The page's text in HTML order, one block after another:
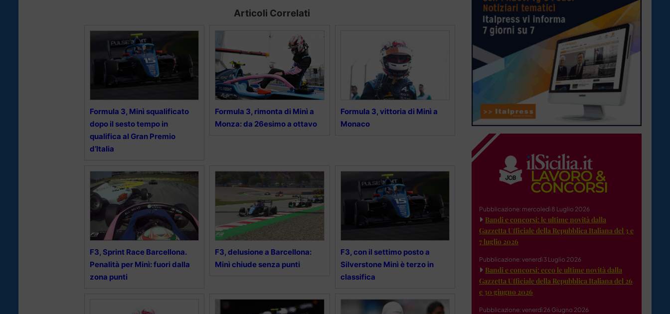
Articoli Correlati
Formula 3, Minì squalificato
dopo il sesto tempo in
qualifica al Gran Premio
d’Italia
Formula 3, rimonta di Minì a
Monza: da 26esimo a ottavo
Formula 3, vittoria di Minì a
Monaco
F3, Sprint Race Barcellona.
Penalità per Minì: fuori dalla
zona punti
F3, delusione a Barcellona:
Minì chiude senza punti
F3, con il settimo posto a
Silverstone Minì è terzo in
classifica
Pubblicazione: mercoledì 8 Luglio 2026
Bandi e concorsi: le ultime novità dalla
Gazzetta Ufficiale della Repubblica Italiana del 3 e
7 luglio 2026
Pubblicazione: venerdì 3 Luglio 2026
Bandi e concorsi: ecco le ultime novità dalla
Gazzetta Ufficiale della Repubblica Italiana del 26
e 30 giugno 2026
Pubblicazione: venerdì 26 Giugno 2026